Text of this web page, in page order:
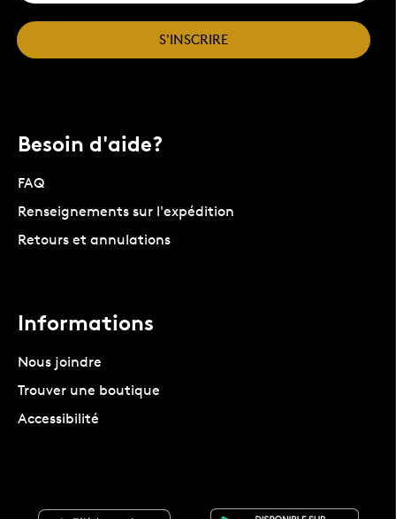
S'INSCRIRE
Besoin d'aide?
FAQ
Renseignements sur l'expédition
Retours et annulations
Informations
Nous joindre
Trouver une boutique
Accessibilité